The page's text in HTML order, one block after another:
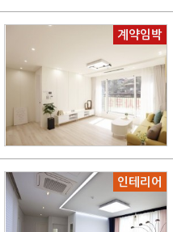
계약임박
인테리어